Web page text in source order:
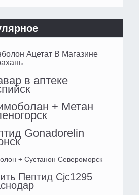
Ацетат В Магазине
в аптеке
+ Метан
Gonadorelin
+ Сустанон Североморск
Пептид Cjc1295